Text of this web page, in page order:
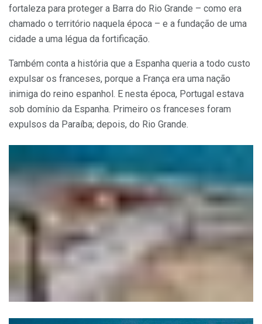
fortaleza para proteger a Barra do Rio Grande – como era
chamado o território naquela época – e a fundação de uma
cidade a uma légua da fortificação.
Também conta a história que a Espanha queria a todo custo
expulsar os franceses, porque a França era uma nação
inimiga do reino espanhol. E nesta época, Portugal estava
sob domínio da Espanha. Primeiro os franceses foram
expulsos da Paraíba; depois, do Rio Grande.